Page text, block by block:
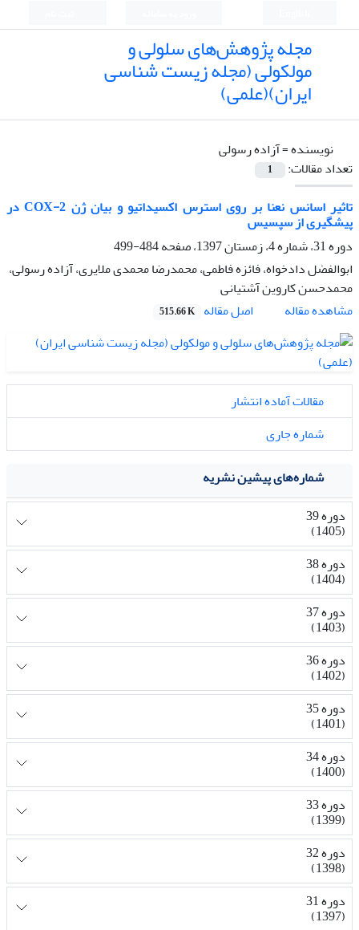
مجله پژوهش‌های سلولی و
مولکولی (مجله زیست شناسی
ایران)(علمی)
نویسنده =آزاده رسولی
تعداد مقالات:
1
تاثیر اسانس نعنا بر روی استرس اکسیداتیو و بیان ژن COX-2 در
پیشگیری از سپسیس
دوره 31، شماره 4، زمستان 1397، صفحه
484-499
ابوالفضل دادخواه، فائزه فاطمی، محمدرضا محمدی ملایری، آزاده رسولی،
محمدحسن کاروین آشتیانی
مشاهده مقاله
اصل مقاله 515.66 K
مقالات آماده انتشار
شماره جاری
شماره‌های پیشین نشریه
دوره 39
(1405)
دوره 38
(1404)
دوره 37
(1403)
دوره 36
(1402)
دوره 35
(1401)
دوره 34
(1400)
دوره 33
(1399)
دوره 32
(1398)
دوره 31
(1397)